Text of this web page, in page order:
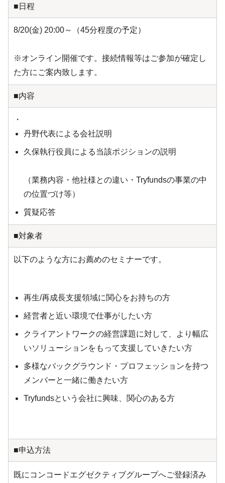
■日程
8/20(金) 20:00～（45分程度の予定）
※オンライン開催です。接続情報等はご参加が確定し
た方にご案内致します。
■内容
・
丹野代表による会社説明
久保執行役員による当該ポジションの説明
（業務内容・他社様との違い・Tryfundsの事業の中
の位置づけ等）
質疑応答
■対象者
以下のような方にお薦めのセミナーです。
再生/再成長支援領域に関心をお持ちの方
経営者と近い環境で仕事がしたい方
クライアントワークの経営課題に対して、より幅広
いソリューションをもって支援していきたい方
多様なバックグラウンド・プロフェッションを持つ
メンバーと一緒に働きたい方
Tryfundsという会社に興味、関心のある方
■申込方法
既にコンコードエグゼクティブグループへご登録済み